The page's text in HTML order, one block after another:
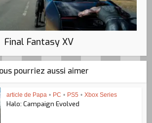
Final Fantasy XV
pourriez aussi aimer
article de Papa • PC • PS5 • Xbox Series
Halo: Campaign Evolved